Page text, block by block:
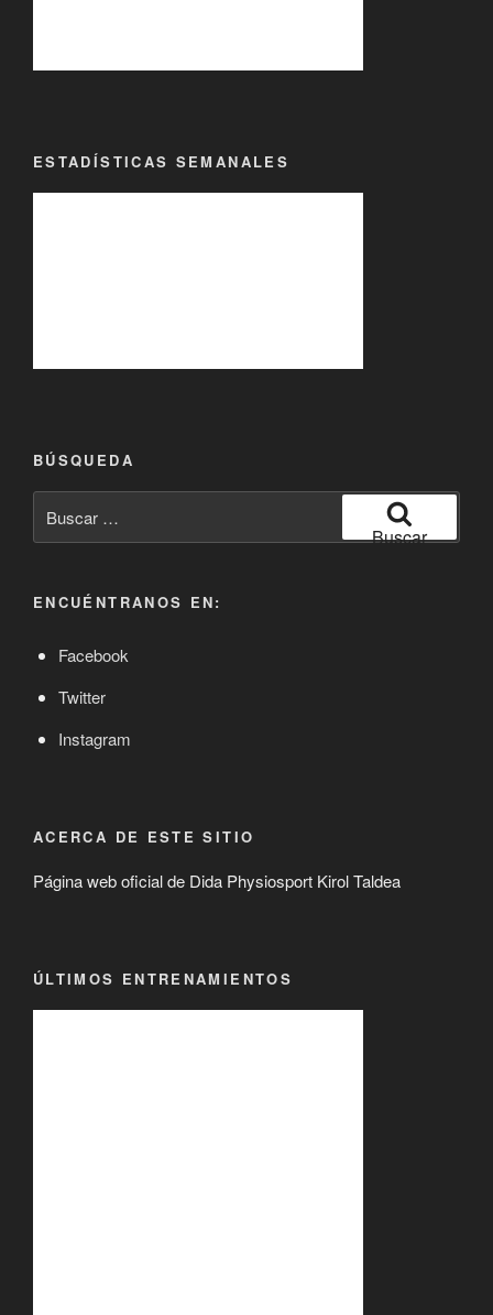
ESTADÍSTICAS SEMANALES
BÚSQUEDA
por:
Buscar
ENCUÉNTRANOS EN:
Facebook
Twitter
Instagram
ACERCA DE ESTE SITIO
Página web oficial de Dida Physiosport Kirol Taldea
ÚLTIMOS ENTRENAMIENTOS